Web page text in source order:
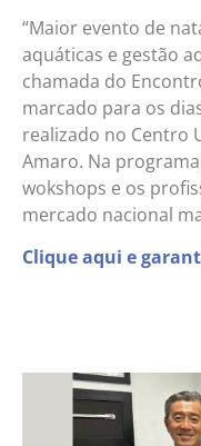
“Maior evento de
aquáticas e gestão
chamada do
marcado para os
realizado no Centro
Amaro. Na
wokshops e os
mercado nacional
Clique aqui e